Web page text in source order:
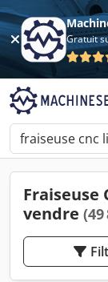
Gratuit
Fraiseuse
vendre (49